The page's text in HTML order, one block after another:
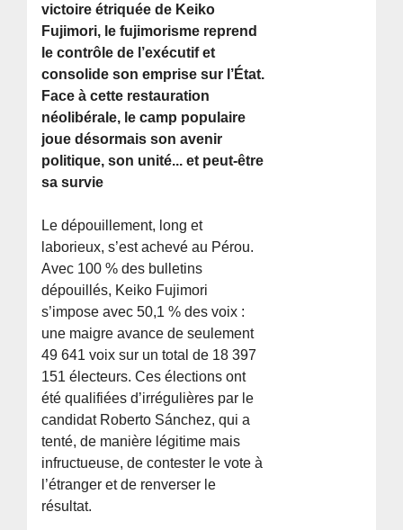
victoire étriquée de Keiko
Fujimori, le fujimorisme reprend
le contrôle de l’exécutif et
consolide son emprise sur l’État.
Face à cette restauration
néolibérale, le camp populaire
joue désormais son avenir
politique, son unité... et peut-être
sa survie
Le dépouillement, long et
laborieux, s’est achevé au Pérou.
Avec 100 % des bulletins
dépouillés, Keiko Fujimori
s’impose avec 50,1 % des voix :
une maigre avance de seulement
49 641 voix sur un total de 18 397
151 électeurs. Ces élections ont
été qualifiées d’irrégulières par le
candidat Roberto Sánchez, qui a
tenté, de manière légitime mais
infructueuse, de contester le vote à
l’étranger et de renverser le
résultat.